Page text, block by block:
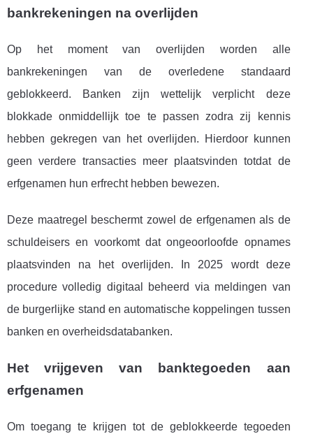
bankrekeningen na overlijden
Op het moment van overlijden worden alle
bankrekeningen van de overledene standaard
geblokkeerd. Banken zijn wettelijk verplicht deze
blokkade onmiddellijk toe te passen zodra zij kennis
hebben gekregen van het overlijden. Hierdoor kunnen
geen verdere transacties meer plaatsvinden totdat de
erfgenamen hun erfrecht hebben bewezen.
Deze maatregel beschermt zowel de erfgenamen als de
schuldeisers en voorkomt dat ongeoorloofde opnames
plaatsvinden na het overlijden. In 2025 wordt deze
procedure volledig digitaal beheerd via meldingen van
de burgerlijke stand en automatische koppelingen tussen
banken en overheidsdatabanken.
Het vrijgeven van banktegoeden aan
erfgenamen
Om toegang te krijgen tot de geblokkeerde tegoeden